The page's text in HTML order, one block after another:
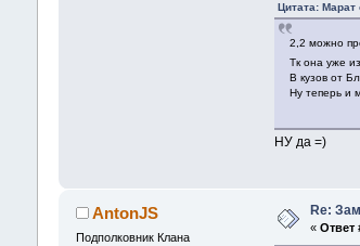
Цитата: Марат
2,2 можно
Тк она уже
В кузов от
Ну теперь и
НУ да =)
AntonJS
Подполковник Клана
Re:
« Ответ